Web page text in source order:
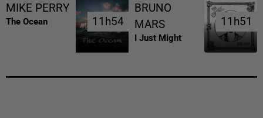
MIKE PERRY
The Ocean 11h54
11h54
BRUNO
MARS
I Just Might
11h51
11h51